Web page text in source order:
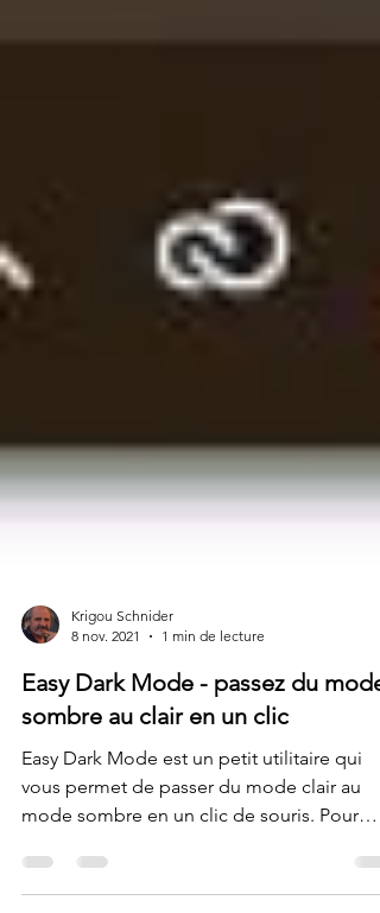
Krigou Schnider
8 nov. 2021
1 min de lecture
Easy Dark Mode - passez du mode
sombre au clair en un clic
vous permet de passer du mode clair au
mode sombre en un clic de souris. Pour